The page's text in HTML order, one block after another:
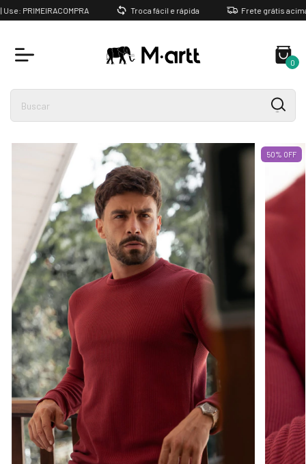
PRIMEIRACOMPRA Troca fácil e rápida Frete grátis acima
0
50% OFF